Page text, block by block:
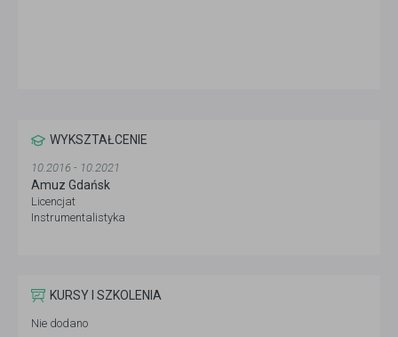
WYKSZTAŁCENIE
10.2016 - 10.2021
Amuz Gdańsk
Licencjat
Instrumentalistyka
KURSY I SZKOLENIA
Nie dodano